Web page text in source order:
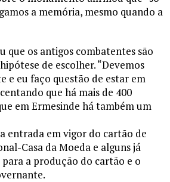
a memória, mesmo quando a
que os antigos combatentes são
de escolher. “Devemos
e eu faço questão de estar em
que há mais de 400
em Ermesinde há também um
entrada em vigor do cartão de
Casa da Moeda e alguns já
a produção do cartão e o